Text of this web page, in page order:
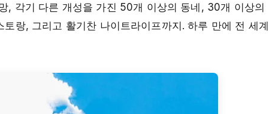
, 각기 다른 개성을 가진 50개 이상의 동네, 30개 이상의
랑, 그리고 활기찬 나이트라이프까지. 하루 만에 전 세계